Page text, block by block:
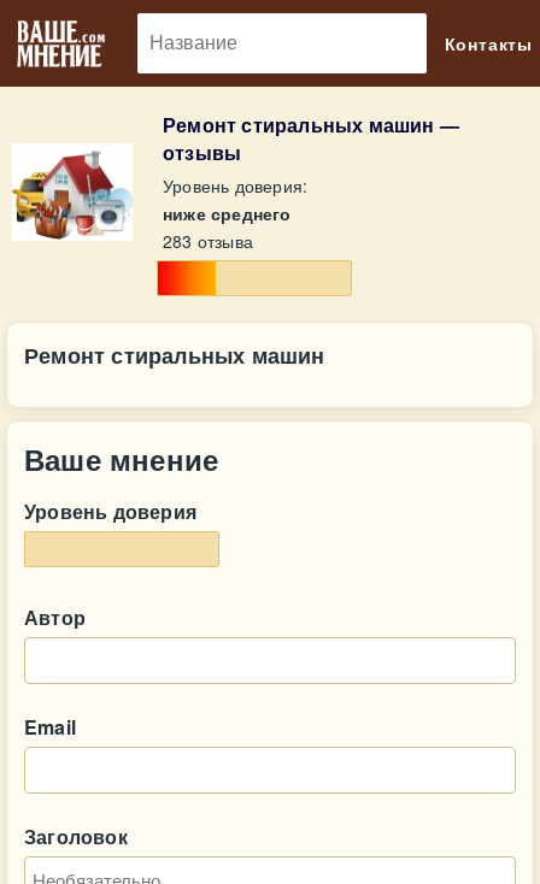
Контакты
Ремонт стиральных машин —
отзывы
Уровень доверия:
ниже среднего
283 отзыва
Ремонт стиральных машин
Ваше мнение
Уровень доверия
Автор
Email
Заголовок